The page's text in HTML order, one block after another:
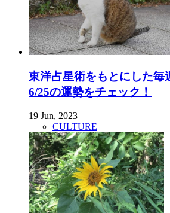
東洋占星術をもとにした毎
6/25の運勢をチェック！
19 Jun, 2023
CULTURE